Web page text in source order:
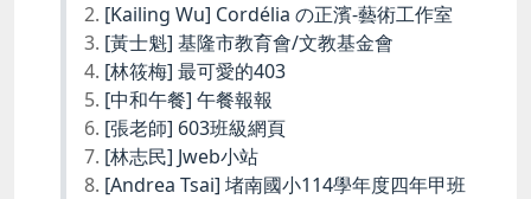
[Kailing Wu] Cordélia の正濱-藝術工作室
[黃士魁] 基隆市教育會/文教基金會
[林筱梅] 最可愛的403
[中和午餐] 午餐報報
[張老師] 603班級網頁
[林志民] Jweb小站
[Andrea Tsai] 堵南國小114學年度四年甲班